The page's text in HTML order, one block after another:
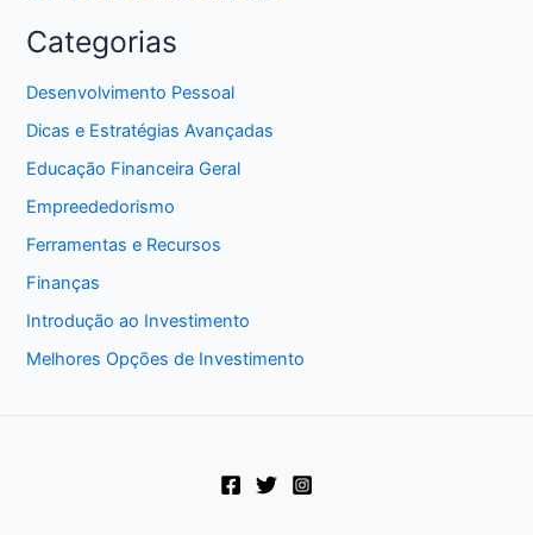
Categorias
Desenvolvimento Pessoal
Dicas e Estratégias Avançadas
Educação Financeira Geral
Empreededorismo
Ferramentas e Recursos
Finanças
Introdução ao Investimento
Melhores Opções de Investimento